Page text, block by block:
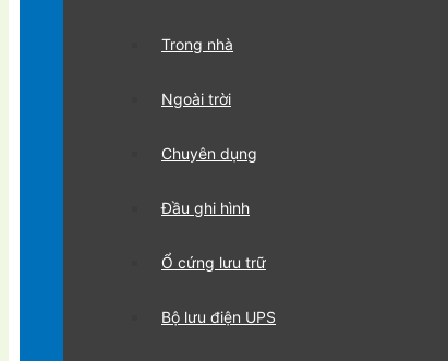
Trong nhà
Ngoài trời
Chuyên dụng
Đầu ghi hình
Ổ cứng lưu trữ
Bộ lưu điện UPS